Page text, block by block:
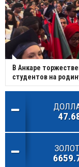
В Анкаре
студентов на